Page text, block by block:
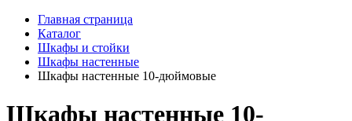
Главная страница
Каталог
Шкафы и стойки
Шкафы настенные
Шкафы настенные 10-дюймовые
Шкафы настенные 10-